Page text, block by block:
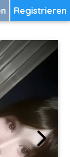
Registrieren